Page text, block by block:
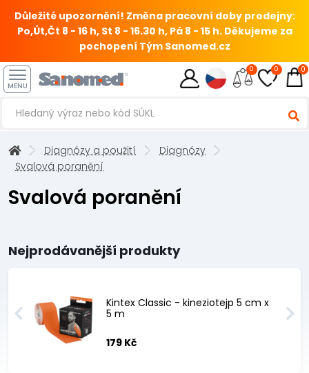
Důležité upozornění! Změna pracovní doby prodejny:
Po,Út,Čt 8 - 16 h, St 8 - 16.30 h, Pá 8 - 15 h. Děkujeme za
pochopení Tým Sanomed.cz
MENU
0 0 0
Diagnózy a použití
Diagnózy
Svalová poranění
Svalová poranění
Nejprodávanější produkty
Kintex Classic - kineziotejp 5 cm x
5 m
179 Kč